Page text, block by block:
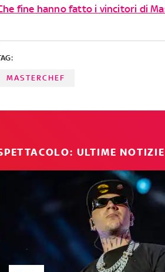
fine hanno fatto i vincitori di
MASTERCHEF
ULTIME NOTIZIE